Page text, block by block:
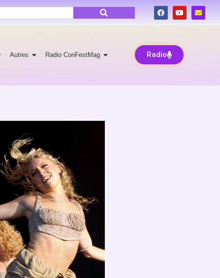
Autres Radio ConFestMag Radio